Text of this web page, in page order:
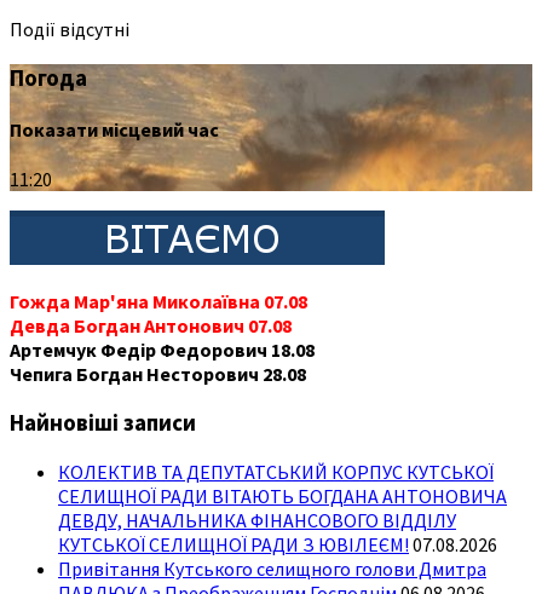
Події відсутні
Погода
Показати місцевий час
11:20
Гожда Мар'яна Миколаївна 07.08
Девда Богдан Антонович 07.08
Артемчук Федір Федорович 18.08
Чепига Богдан Несторович 28.08
Найновіші записи
КОЛЕКТИВ ТА ДЕПУТАТСЬКИЙ КОРПУС КУТСЬКОЇ
СЕЛИЩНОЇ РАДИ ВІТАЮТЬ БОГДАНА АНТОНОВИЧА
ДЕВДУ, НАЧАЛЬНИКА ФІНАНСОВОГО ВІДДІЛУ
КУТСЬКОЇ СЕЛИЩНОЇ РАДИ З ЮВІЛЕЄМ! 07.08.2026
Привітання Кутського селищного голови Дмитра